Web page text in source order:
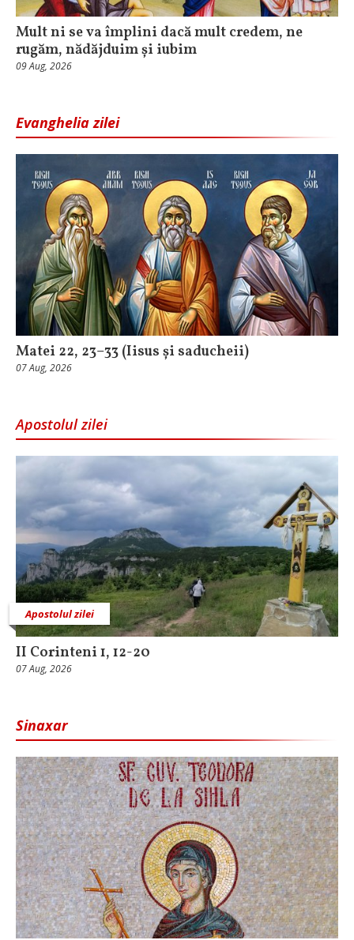
Mult ni se va împlini dacă mult credem, ne
rugăm, nădăjduim și iubim
09 Aug, 2026
Evanghelia zilei
Matei 22, 23–33 (Iisus și saducheii)
07 Aug, 2026
Apostolul zilei
Apostolul zilei
II Corinteni 1, 12-20
07 Aug, 2026
Sinaxar